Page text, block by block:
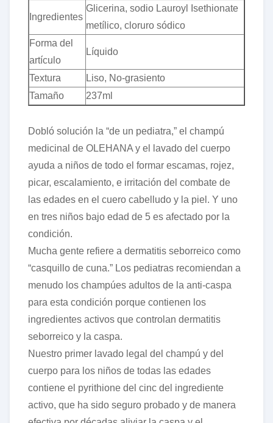
Ingredientes
Glicerina, sodio Lauroyl Isethionate
metílico, cloruro sódico
Forma del
artículo
Líquido
Textura
Liso, No-grasiento
Tamaño
237ml
Dobló solución la “de un pediatra,” el champú
medicinal de OLEHANA y el lavado del cuerpo
ayuda a niños de todo el formar escamas, rojez,
picar, escalamiento, e irritación del combate de
las edades en el cuero cabelludo y la piel. Y uno
en tres niños bajo edad de 5 es afectado por la
condición.
Mucha gente refiere a dermatitis seborreico como
“casquillo de cuna.” Los pediatras recomiendan a
menudo los champúes adultos de la anti-caspa
para esta condición porque contienen los
ingredientes activos que controlan dermatitis
seborreico y la caspa.
Nuestro primer lavado legal del champú y del
cuerpo para los niños de todas las edades
contiene el pyrithione del cinc del ingrediente
activo, que ha sido seguro probado y de manera